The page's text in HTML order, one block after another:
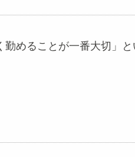
めることが一番大切」